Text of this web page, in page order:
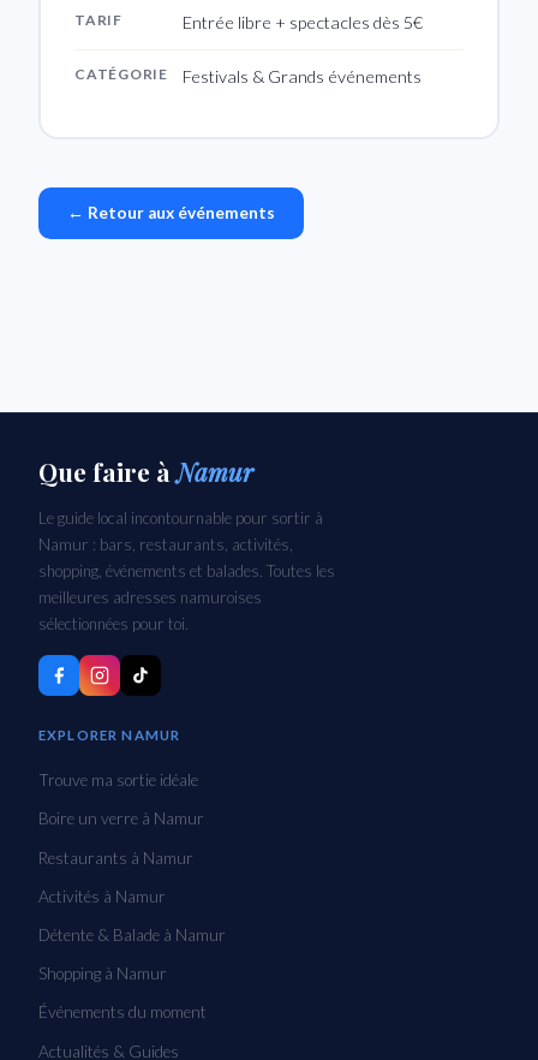
TARIF Entrée libre + spectacles dès 5€
CATÉGORIE Festivals & Grands événements
← Retour aux événements
Que faire àNamur
Le guide local incontournable pour sortir à
Namur : bars, restaurants, activités,
shopping, événements et balades. Toutes les
meilleures adresses namuroises
sélectionnées pour toi.
EXPLORER NAMUR
Trouve ma sortie idéale
Boire un verre à Namur
Restaurants à Namur
Activités à Namur
Détente & Balade à Namur
Shopping à Namur
Événements du moment
Actualités & Guides